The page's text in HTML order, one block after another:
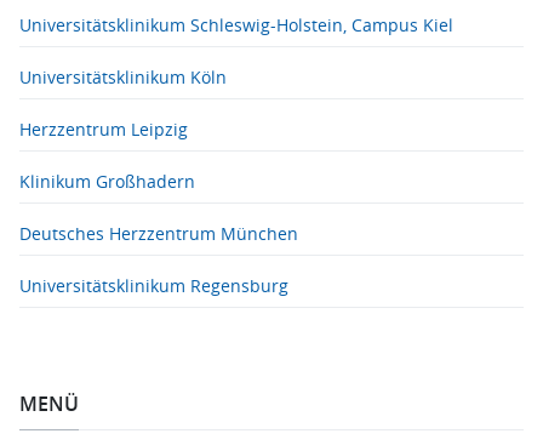
Universitätsklinikum Schleswig-Holstein, Campus Kiel
Universitätsklinikum Köln
Herzzentrum Leipzig
Klinikum Großhadern
Deutsches Herzzentrum München
Universitätsklinikum Regensburg
MENÜ